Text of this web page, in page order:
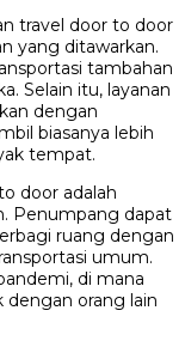
travel door to door
yang ditawarkan.
tambahan
Selain itu, layanan
dengan
biasanya lebih
tempat.
door adalah
Penumpang dapat
ruang dengan
umum.
di mana
orang lain